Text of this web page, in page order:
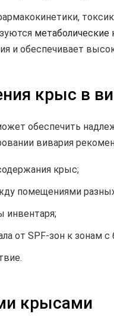
метаболические
и обеспечивает
крыс в
обеспечить
вивария
крыс;
помещениями
инвентаря;
от SPF-зон к зонам с
крысами